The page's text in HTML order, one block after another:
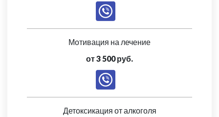
Мотивация на лечение
от 3 500 руб.
Детоксикация от алкоголя